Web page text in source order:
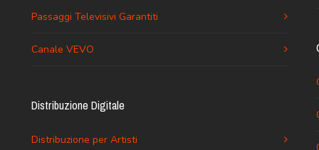
Passaggi Televisivi Garantiti
Canale VEVO
Distribuzione Digitale
Distribuzione per Artisti